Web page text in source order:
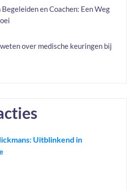
en Coachen: Een Weg
over medische keuringen bij
Uitblinkend in